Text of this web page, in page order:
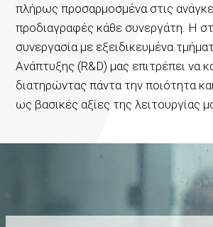
πλήρως προσαρμοσμένα στις
προδιαγραφές κάθε συνεργάτη. Η
συνεργασία με εξειδικευμένα
Ανάπτυξης (R&D) μας επιτρέπει να
διατηρώντας πάντα την ποιότητα
ως βασικές αξίες της λειτουργίας